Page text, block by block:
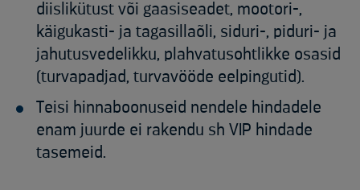
diislikütust või gaasiseadet, mootori-,
käigukasti- ja tagasillaõli, siduri-, piduri- ja
jahutusvedelikku, plahvatusohtlikke osasid
(turvapadjad, turvavööde eelpingutid).
Teisi hinnaboonuseid nendele hindadele
enam juurde ei rakendu sh VIP hindade
tasemeid.